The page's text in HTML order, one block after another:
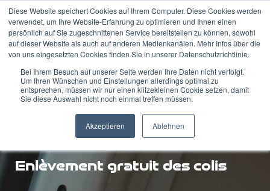
Diese Website speichert Cookies auf Ihrem Computer. Diese Cookies werden
verwendet, um Ihre Website-Erfahrung zu optimieren und Ihnen einen
persönlich auf Sie zugeschnittenen Service bereitstellen zu können, sowohl
auf dieser Website als auch auf anderen Medienkanälen. Mehr Infos über die
von uns eingesetzten Cookies finden Sie in unserer Datenschutzrichtlinie.
Bei Ihrem Besuch auf unserer Seite werden Ihre Daten nicht verfolgt.
Um Ihren Wünschen und Einstellungen allerdings optimal zu
entsprechen, müssen wir nur einen klitzekleinen Cookie setzen, damit
Sie diese Auswahl nicht noch einmal treffen müssen.
Akzeptieren Ablehnen
Enlèvement gratuit des colis